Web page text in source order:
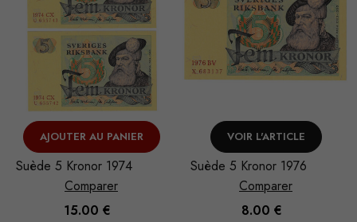
AJOUTER AU PANIER
Suède 5 Kronor 1974
Comparer
15.00 €
VOIR L'ARTICLE
Suède 5 Kronor 1976
Comparer
8.00 €